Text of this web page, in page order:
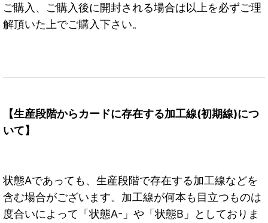
ご購入、ご購入後に開封される場合は以上を必ずご理
解頂いた上でご購入下さい。
【生産段階からカードに存在する加工線(初期線)につ
いて】
状態Aであっても、生産段階で存在する加工線などを
含む場合がございます。加工線が何本も目立つものは
度合いによって「状態A-」や「状態B」としておりま